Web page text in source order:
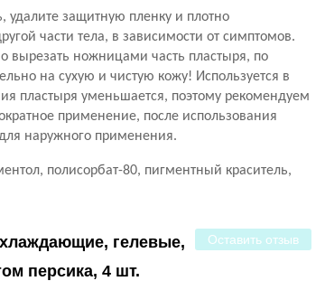
удалите защитную пленку и плотно
части тела, в зависимости от симптомов.
вырезать ножницами часть пластыря, по
на сухую и чистую кожу! Используется в
пластыря уменьшается, поэтому рекомендуем
применение, после использования
наружного применения.
полисорбат-80, пигментный краситель,
Оставить отзыв
гелевые,
персика, 4 шт.